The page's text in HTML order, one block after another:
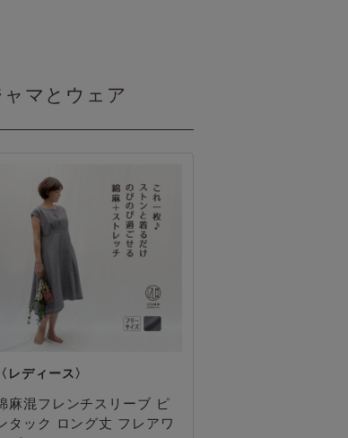
マとウェア
麻混フレンチスリーブ ピ
タック ロング丈 フレアワ